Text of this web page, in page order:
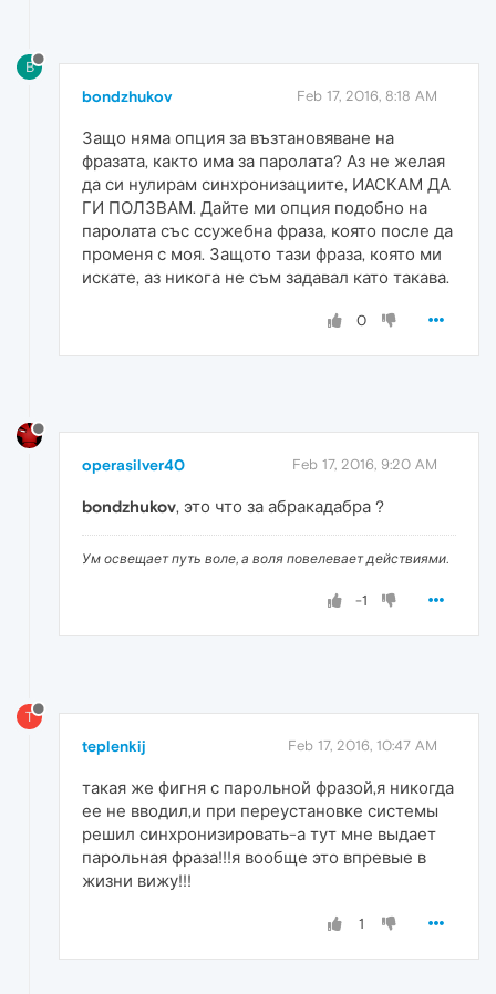
B
bondzhukov Feb 17, 2016, 8:18 AM
Защо няма опция за възтановяване на
фразата, както има за паролата? Аз не желая
да си нулирам синхронизациите, ИАСКАМ ДА
ГИ ПОЛЗВАМ. Дайте ми опция подобно на
паролата със ссужебна фраза, която после да
променя с моя. Защото тази фраза, която ми
искате, аз никога не съм задавал като такава.
0
operasilver40 Feb 17, 2016, 9:20 AM
bondzhukov, это что за абракадабра ?
Ум освещает путь воле, а воля повелевает действиями.
-1
T
teplenkij Feb 17, 2016, 10:47 AM
такая же фигня с парольной фразой,я никогда
ее не вводил,и при переустановке системы
решил синхронизировать-а тут мне выдает
парольная фраза!!!я вообще это впревые в
жизни вижу!!!
1